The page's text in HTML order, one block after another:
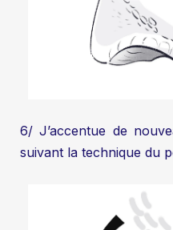
6/ J’accentue de
suivant la technique du